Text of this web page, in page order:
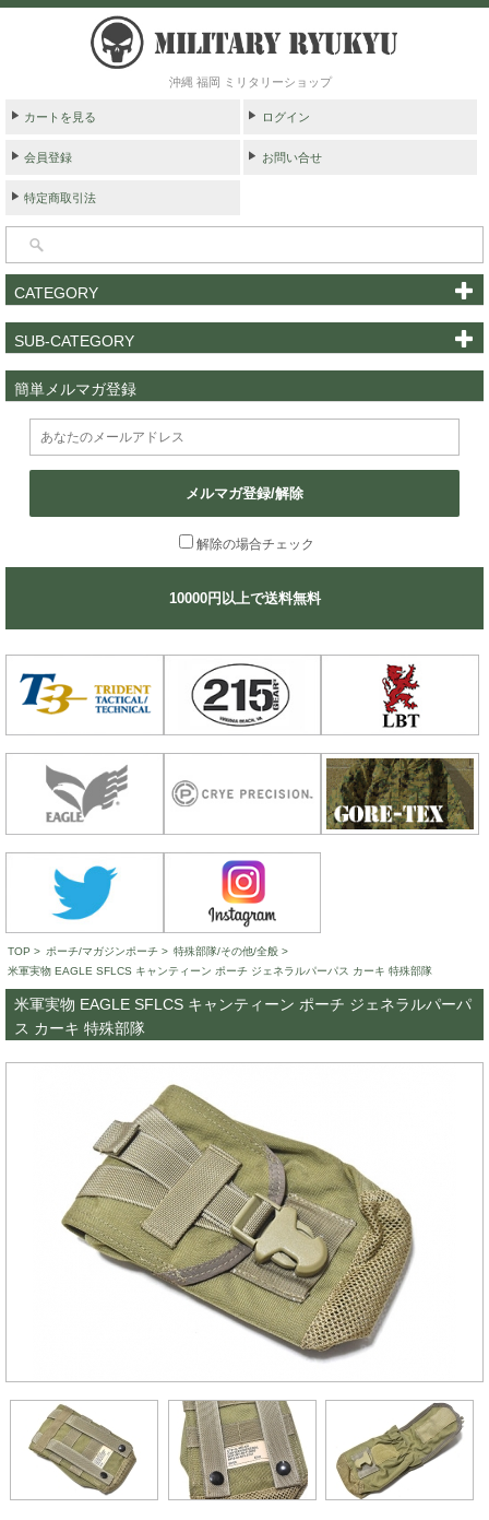
沖縄 福岡 ミリタリーショップ
カートを見る ログイン
会員登録 お問い合せ
特定商取引法
CATEGORY
SUB-CATEGORY
簡単メルマガ登録
メルマガ登録/解除
解除の場合チェック
10000円以上で送料無料
TOP > ポーチ/マガジンポーチ > 特殊部隊/その他/全般 >
米軍実物 EAGLE SFLCS キャンティーン ポーチ ジェネラルパーパス カーキ 特殊部隊
米軍実物 EAGLE SFLCS キャンティーン ポーチ ジェネラルパーパ
ス カーキ 特殊部隊